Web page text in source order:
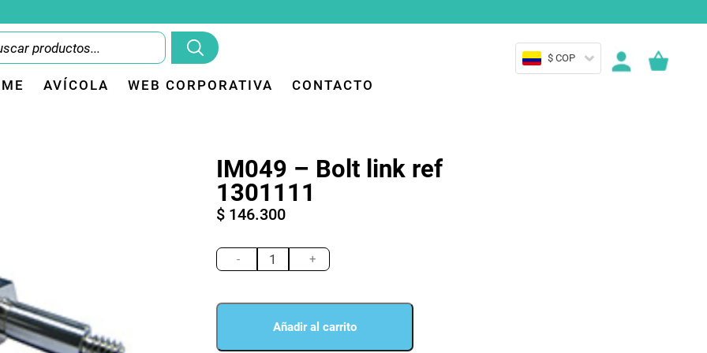
AVÍCOLA WEB CORPORATIVA CONTACTO
$ COP
IM049 – Bolt link ref
1301111
$ 146.300
-
-
Bolt
ref
+
Añadir al carrito